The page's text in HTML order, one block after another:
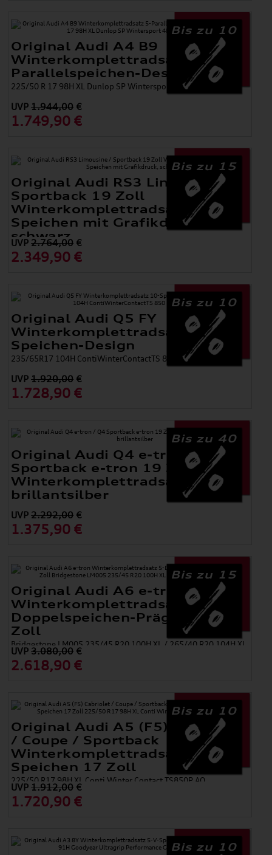
Bis zu 10
Original Audi A4 B9
Winterkomplettradsatz 5-
Parallelspeichen-Design
225/50 R 17 98H XL Dunlop SP Wintersport 4D AO, 7 J x 17
UVP1.944,00 €
1.749,90 €
Bis zu 15
Original Audi RS3 Limousine /
Sportback 19 Zoll
Winterkomplettradsatz 5-Y-
Speichen mit Grafikdruck,
schwarz
UVP2.764,00 €
2.349,90 €
Bis zu 10
Original Audi Q5 FY
Winterkomplettradsatz 10-
Speichen-Design
235/65R17 104H ContiWinterContactTS 850 P AO, 7x17
UVP1.920,00 €
1.728,90 €
Bis zu 40
Original Audi Q4 e-tron / Q4
Sportback e-tron 19 Zoll
Winterkomplettradsatz,
brillantsilber
UVP2.292,00 €
1.375,90 €
Bis zu 15
Original Audi A6 e-tron
Winterkomplettradsatz 5-
Doppelspeichen-Prägung 20
Zoll
Bridgestone LM005 235/45 R20 100H XL / 265/40 R20 104H XL
UVP3.080,00 €
2.618,90 €
Bis zu 10
Original Audi A5 (F5) Cabriolet
/ Coupe / Sportback
Winterkomplettradsatz 15-
Speichen 17 Zoll
225/50 R17 98H XL Conti Winter Contact TS850P AO
UVP1.912,00 €
1.720,90 €
Bis zu 10